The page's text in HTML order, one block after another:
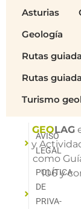
Asturias
Geología
Rutas
Rutas
Turismo
AVISO
LEGAL
POLÍTICA
DE
PRIVA­
GEOLAG
y
como
106 y